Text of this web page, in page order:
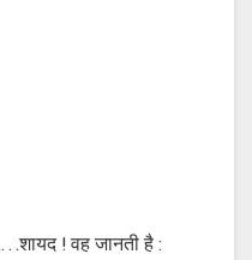
! वह जानती है :